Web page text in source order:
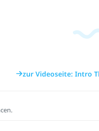
zur Videoseite: Intro